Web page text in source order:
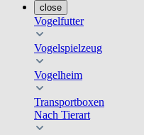
close
Vogelfutter
Vogelspielzeug
Vogelheim
Transportboxen
Nach Tierart